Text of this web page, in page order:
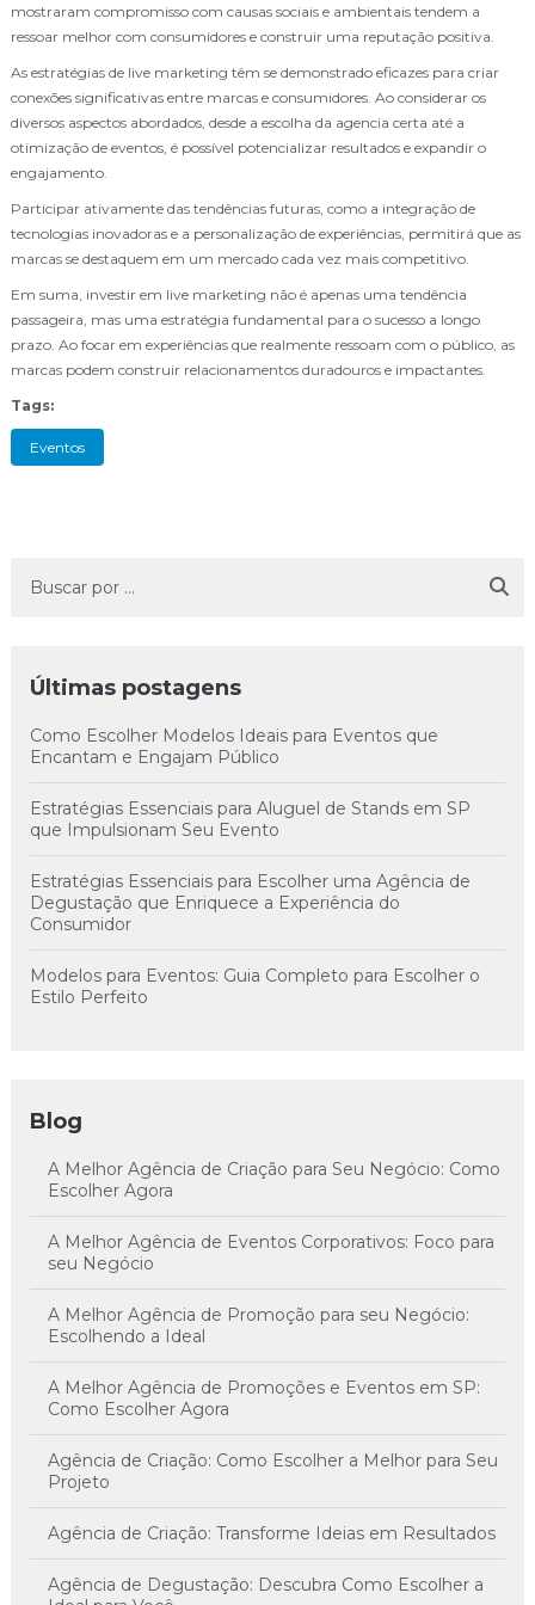
mostraram compromisso com causas sociais e ambientais tendem a
ressoar melhor com consumidores e construir uma reputação positiva.
As estratégias de live marketing têm se demonstrado eficazes para criar
conexões significativas entre marcas e consumidores. Ao considerar os
diversos aspectos abordados, desde a escolha da agencia certa até a
otimização de eventos, é possível potencializar resultados e expandir o
engajamento.
Participar ativamente das tendências futuras, como a integração de
tecnologias inovadoras e a personalização de experiências, permitirá que as
marcas se destaquem em um mercado cada vez mais competitivo.
Em suma, investir em live marketing não é apenas uma tendência
passageira, mas uma estratégia fundamental para o sucesso a longo
prazo. Ao focar em experiências que realmente ressoam com o público, as
marcas podem construir relacionamentos duradouros e impactantes.
Tags:
Eventos
Últimas postagens
Como Escolher Modelos Ideais para Eventos que
Encantam e Engajam Público
Estratégias Essenciais para Aluguel de Stands em SP
que Impulsionam Seu Evento
Estratégias Essenciais para Escolher uma Agência de
Degustação que Enriquece a Experiência do
Consumidor
Modelos para Eventos: Guia Completo para Escolher o
Estilo Perfeito
Blog
A Melhor Agência de Criação para Seu Negócio: Como
Escolher Agora
A Melhor Agência de Eventos Corporativos: Foco para
seu Negócio
A Melhor Agência de Promoção para seu Negócio:
Escolhendo a Ideal
A Melhor Agência de Promoções e Eventos em SP:
Como Escolher Agora
Agência de Criação: Como Escolher a Melhor para Seu
Projeto
Agência de Criação: Transforme Ideias em Resultados
Agência de Degustação: Descubra Como Escolher a